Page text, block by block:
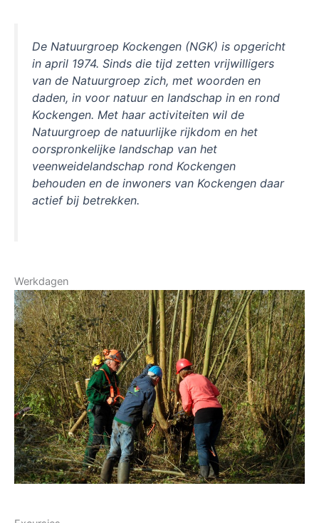
De Natuurgroep Kockengen (NGK) is opgericht
in april 1974. Sinds die tijd zetten vrijwilligers
van de Natuurgroep zich, met woorden en
daden, in voor natuur en landschap in en rond
Kockengen. Met haar activiteiten wil de
Natuurgroep de natuurlijke rijkdom en het
oorspronkelijke landschap van het
veenweidelandschap rond Kockengen
behouden en de inwoners van Kockengen daar
actief bij betrekken.
Werkdagen